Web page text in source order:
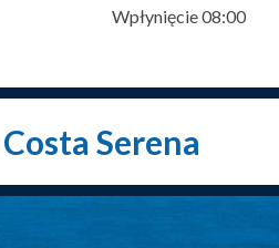
Wpłynięcie 08:00
Serena